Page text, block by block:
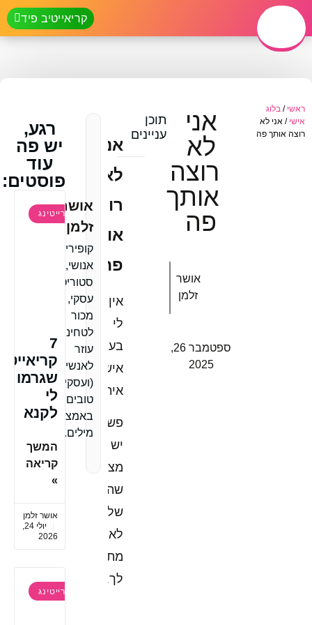
קריאייטיב פיד
ראשי / בלוג
אישי / אני לא
רוצה אותך פה
אני
לא
רוצה
אותך
פה
אושר
זלמן
ספטמבר 26,
2025
אושר
זלמן
קופירייטר
אנושי,
סטוריטלר
עסקי,
מכור
לטחינה,
עוזר
לאנשים
(ועסקים)
טובים
באמצעות
מילים.
אני
לא
רוצה
אותך
פה.
אין
לי
בעיה
אישית
איתך,
פשוט
יש
מצב
שהבלוג
שלי
לא
מתאים
לך.
תוכן
עניינים
רגע,
יש פה
עוד
פוסטים:
קופירייטינג
7
שגרמו
לי
לקנא
המשך
קריאה
»
אושר זלמן
יולי 24,
2026
קופירייטינג